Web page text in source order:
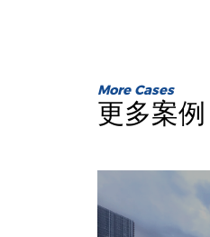
More Cases
更多案例